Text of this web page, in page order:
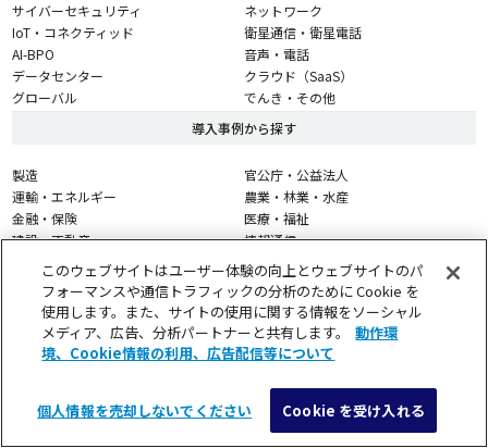
メニュー 検索 導入検討・見積相談
サイバーセキュリティ
IoT・コネクティッド
AI-BPO
データセンター
グローバル
ネットワーク
衛星通信・衛星電話
音声・電話
クラウド（SaaS）
でんき・その他
導入事例から探す
製造
運輸・エネルギー
金融・保険
建設・不動産
流通・小売
サービス
学校・教育
官公庁・公益法人
農業・林業・水産
医療・福祉
情報通信
特集・テーマから探す
つなぐチカラ『ビジネス5G』
このウェブサイトはユーザー体験の向上とウェブサイトのパ
フォーマンスや通信トラフィックの分析のために Cookie を
使用します。また、サイトの使用に関する情報をソーシャル
メディア、広告、分析パートナーと共有します。
動作環
境、Cookie情報の利用、広告配信等について
個人情報を売却しないでください Cookie を受け入れる